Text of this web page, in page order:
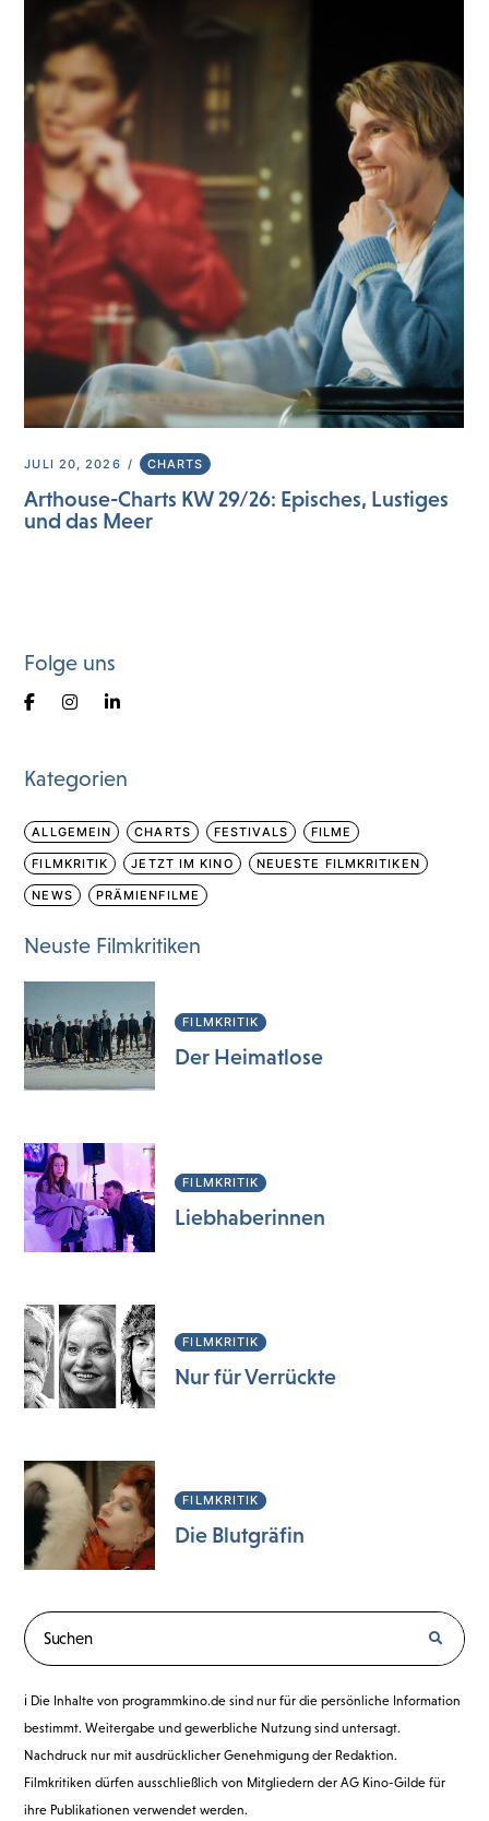
JULI 20, 2026 CHARTS
Arthouse-Charts KW 29/26: Episches, Lustiges
und das Meer
Folge uns
Kategorien
ALLGEMEIN CHARTS FESTIVALS FILME
FILMKRITIK JETZT IM KINO NEUESTE FILMKRITIKEN
NEWS PRÄMIENFILME
Neuste Filmkritiken
FILMKRITIK
Der Heimatlose
FILMKRITIK
Liebhaberinnen
FILMKRITIK
Nur für Verrückte
FILMKRITIK
Die Blutgräfin
ℹ️ Die Inhalte von programmkino.de sind nur für die persönliche Information
bestimmt. Weitergabe und gewerbliche Nutzung sind untersagt.
Nachdruck nur mit ausdrücklicher Genehmigung der Redaktion.
Filmkritiken dürfen ausschließlich von Mitgliedern der AG Kino-Gilde für
ihre Publikationen verwendet werden.